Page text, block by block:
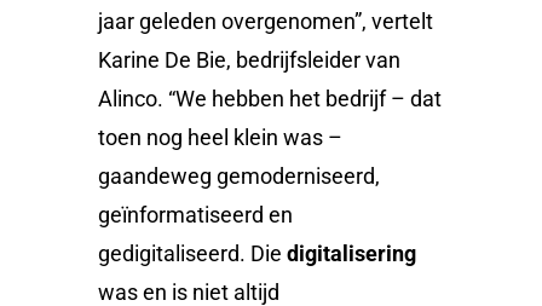
jaar geleden overgenomen”, vertelt
Karine De Bie, bedrijfsleider van
Alinco. “We hebben het bedrijf – dat
toen nog heel klein was –
gaandeweg gemoderniseerd,
geïnformatiseerd en
gedigitaliseerd. Die digitalisering
was en is niet altijd